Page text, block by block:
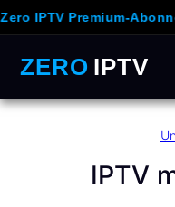
IPTV Premium-
ZERO IPTV
IPTV